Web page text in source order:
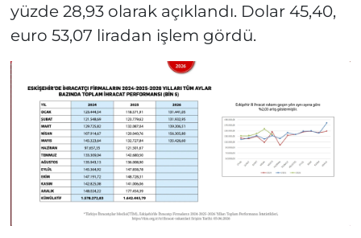
yüzde 28,93 olarak açıklandı. Dolar 45,40,
euro 53,07 liradan işlem gördü.